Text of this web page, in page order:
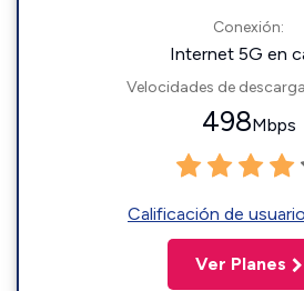
Conexión:
Internet 5G en
Velocidades de
498Mbps
Calificación de
Ver Planes